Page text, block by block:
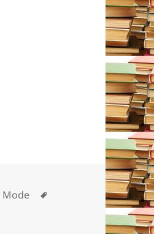
Mode
Schlagwörter